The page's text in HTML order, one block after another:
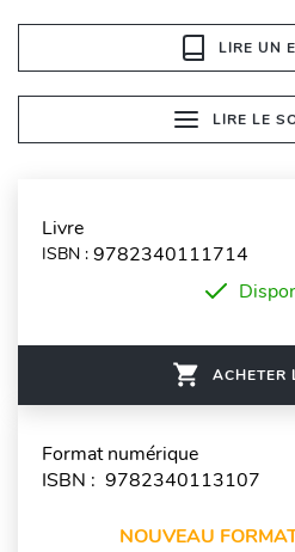
LIRE UN
LIRE LE
Livre
ISBN : 9782340111714
ACHETER
Format numérique
ISBN : 9782340113107
NOUVEAU